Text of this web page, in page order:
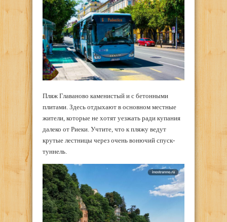
Пляж Главаново каменистый и с бетонными
плитами. Здесь отдыхают в основном местные
жители, которые не хотят уезжать ради купания
далеко от Риеки. Учтите, что к пляжу ведут
крутые лестницы через очень вонючий спуск-
туннель.